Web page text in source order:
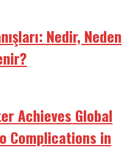
Nedir, Neden
Achieves Global
Complications in